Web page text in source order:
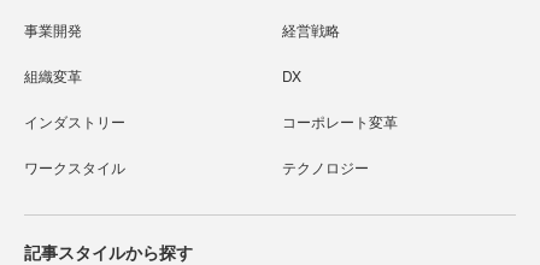
事業開発 経営戦略
組織変革 DX
インダストリー コーポレート変革
ワークスタイル テクノロジー
記事スタイルから探す